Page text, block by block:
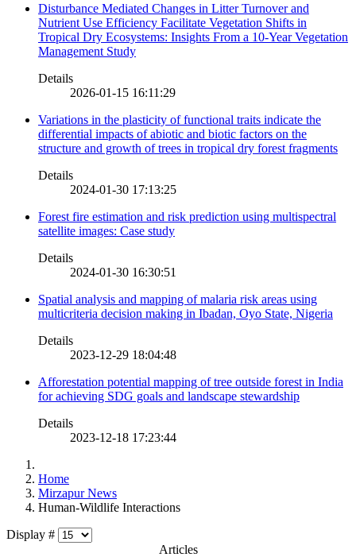
Disturbance Mediated Changes in Litter Turnover and
Nutrient Use Efficiency Facilitate Vegetation Shifts in
Tropical Dry Ecosystems: Insights From a 10-Year Vegetation
Management Study
Details
2026-01-15 16:11:29
Variations in the plasticity of functional traits indicate the
differential impacts of abiotic and biotic factors on the
structure and growth of trees in tropical dry forest fragments
Details
2024-01-30 17:13:25
Forest fire estimation and risk prediction using multispectral
satellite images: Case study
Details
2024-01-30 16:30:51
Spatial analysis and mapping of malaria risk areas using
multicriteria decision making in Ibadan, Oyo State, Nigeria
Details
2023-12-29 18:04:48
Afforestation potential mapping of tree outside forest in India
for achieving SDG goals and landscape stewardship
Details
2023-12-18 17:23:44
Home
Mirzapur News
Human-Wildlife Interactions
Display #
Articles